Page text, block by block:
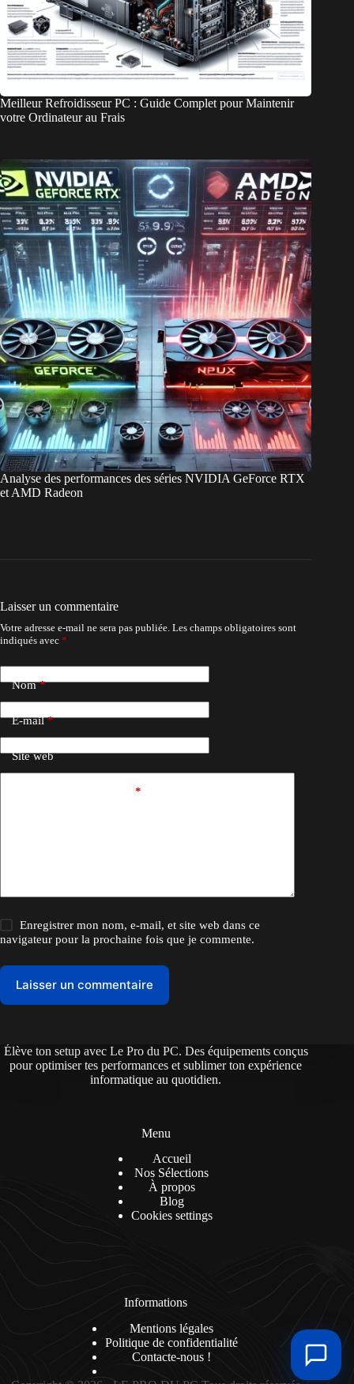
Meilleur Refroidisseur PC : Guide Complet pour Maintenir
votre Ordinateur au Frais
Analyse des performances des séries NVIDIA GeForce RTX
et AMD Radeon
Laisser un commentaire
Votre adresse e-mail ne sera pas publiée. Les champs obligatoires sont
indiqués avec *
Nom*
E-mail*
Site web
*
Enregistrer mon nom, e-mail, et site web dans ce
navigateur pour la prochaine fois que je commente.
Laisser un commentaire
Élève ton setup avec Le Pro du PC. Des équipements conçus
pour optimiser tes performances et sublimer ton expérience
informatique au quotidien.
Menu
Accueil
Nos Sélections
À propos
Blog
Cookies settings
Informations
Mentions légales
Politique de confidentialité
Contacte-nous !